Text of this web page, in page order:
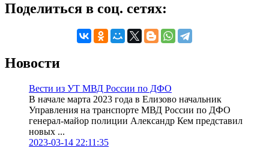
Поделиться в соц. сетях:
Новости
Вести из УТ МВД России по ДФО
В начале марта 2023 года в Елизово начальник
Управления на транспорте МВД России по ДФО
генерал-майор полиции Александр Кем представил
новых ...
2023-03-14 22:11:35